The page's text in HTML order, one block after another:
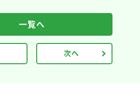
一覧へ
次へ